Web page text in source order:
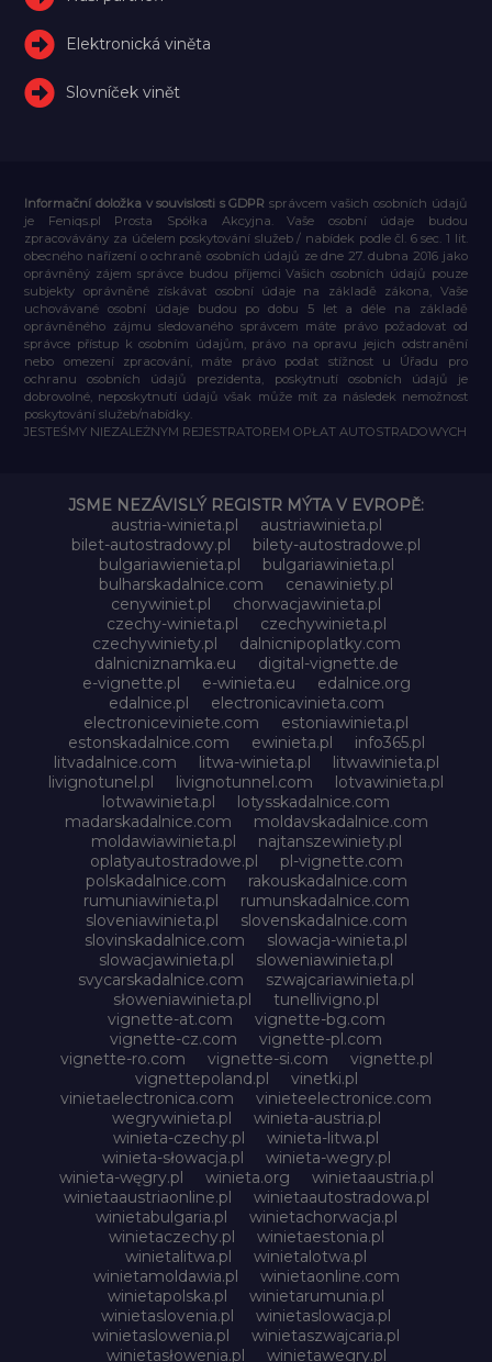
Elektronická viněta
Slovníček vinět
Informační doložka v souvislosti s GDPR správcem vašich osobních údajů
je Feniqs.pl Prosta Spółka Akcyjna. Vaše osobní údaje budou
zpracovávány za účelem poskytování služeb / nabídek podle čl. 6 sec. 1 lit.
obecného nařízení o ochraně osobních údajů ze dne 27. dubna 2016 jako
oprávněný zájem správce budou příjemci Vašich osobních údajů pouze
subjekty oprávněné získávat osobní údaje na základě zákona, Vaše
uchovávané osobní údaje budou po dobu 5 let a déle na základě
oprávněného zájmu sledovaného správcem máte právo požadovat od
správce přístup k osobním údajům, právo na opravu jejich odstranění
nebo omezení zpracování, máte právo podat stížnost u Úřadu pro
ochranu osobních údajů prezidenta, poskytnutí osobních údajů je
dobrovolné, neposkytnutí údajů však může mít za následek nemožnost
poskytování služeb/nabídky.
JESTEŚMY NIEZALEŻNYM REJESTRATOREM OPŁAT AUTOSTRADOWYCH
JSME NEZÁVISLÝ REGISTR MÝTA V EVROPĚ:
austria-winieta.pl
austriawinieta.pl
bilet-autostradowy.pl
bilety-autostradowe.pl
bulgariawienieta.pl
bulgariawinieta.pl
bulharskadalnice.com
cenawiniety.pl
cenywiniet.pl
chorwacjawinieta.pl
czechy-winieta.pl
czechywinieta.pl
czechywiniety.pl
dalnicnipoplatky.com
dalnicniznamka.eu
digital-vignette.de
e-vignette.pl
e-winieta.eu
edalnice.org
edalnice.pl
electronicavinieta.com
electroniceviniete.com
estoniawinieta.pl
estonskadalnice.com
ewinieta.pl
info365.pl
litvadalnice.com
litwa-winieta.pl
litwawinieta.pl
livignotunel.pl
livignotunnel.com
lotvawinieta.pl
lotwawinieta.pl
lotysskadalnice.com
madarskadalnice.com
moldavskadalnice.com
moldawiawinieta.pl
najtanszewiniety.pl
oplatyautostradowe.pl
pl-vignette.com
polskadalnice.com
rakouskadalnice.com
rumuniawinieta.pl
rumunskadalnice.com
sloveniawinieta.pl
slovenskadalnice.com
slovinskadalnice.com
slowacja-winieta.pl
slowacjawinieta.pl
sloweniawinieta.pl
svycarskadalnice.com
szwajcariawinieta.pl
słoweniawinieta.pl
tunellivigno.pl
vignette-at.com
vignette-bg.com
vignette-cz.com
vignette-pl.com
vignette-ro.com
vignette-si.com
vignette.pl
vignettepoland.pl
vinetki.pl
vinietaelectronica.com
vinieteelectronice.com
wegrywinieta.pl
winieta-austria.pl
winieta-czechy.pl
winieta-litwa.pl
winieta-słowacja.pl
winieta-wegry.pl
winieta-węgry.pl
winieta.org
winietaaustria.pl
winietaaustriaonline.pl
winietaautostradowa.pl
winietabulgaria.pl
winietachorwacja.pl
winietaczechy.pl
winietaestonia.pl
winietalitwa.pl
winietalotwa.pl
winietamoldawia.pl
winietaonline.com
winietapolska.pl
winietarumunia.pl
winietaslovenia.pl
winietaslowacja.pl
winietaslowenia.pl
winietaszwajcaria.pl
winietasłowenia.pl
winietawegry.pl